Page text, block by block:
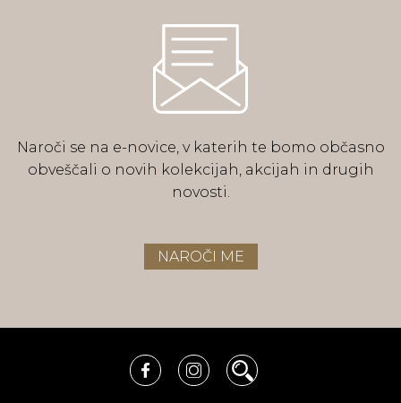
Naroči se na e-novice, v katerih te bomo občasno
obveščali o novih kolekcijah, akcijah in drugih
novosti.
NAROČI ME